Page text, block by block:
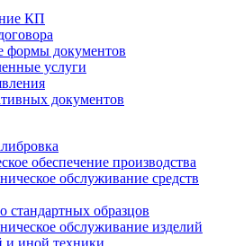
КП
формы документов
услуги
документов
обеспечение производства
обслуживание средств
стандартных образцов
обслуживание изделий
и иной техники